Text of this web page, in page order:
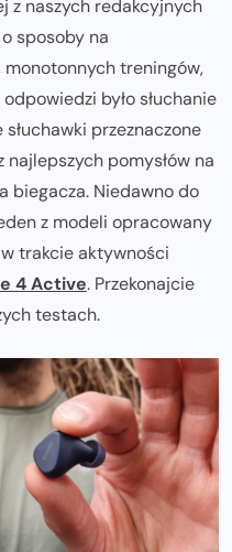
z naszych redakcyjnych
sposoby na
monotonnych treningów,
było słuchanie
słuchawki przeznaczone
pomysłów na
biegacza. Niedawno do
z modeli opracowany
trakcie aktywności
4 Active. Przekonajcie
testach.